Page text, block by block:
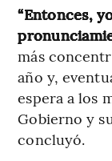
“Entonces,
más
año y,
espera a los
Gobierno y
concluyó.